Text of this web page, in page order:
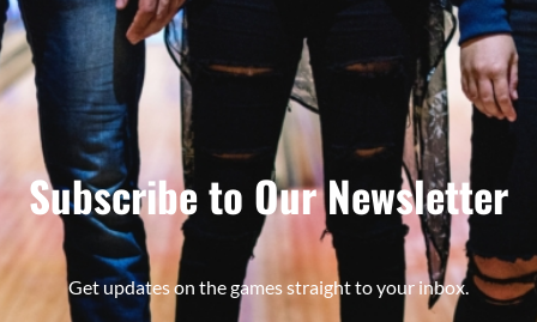
Subscribe to Our Newsletter
Get updates on the games straight to your inbox.